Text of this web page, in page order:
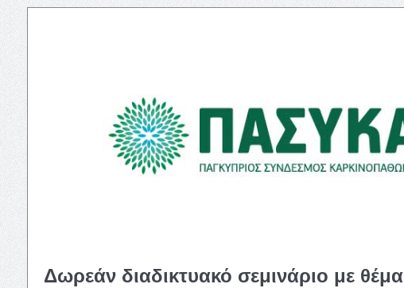
Δωρεάν διαδικτυακό σεμινάριο με θέμα